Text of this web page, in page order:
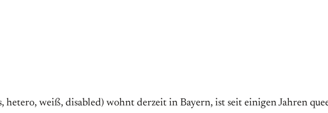
hetero, weiß, disabled) wohnt derzeit in Bayern, ist seit einigen Jahren